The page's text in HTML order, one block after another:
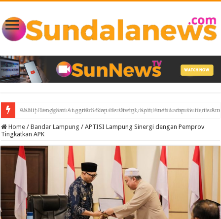
AKBP Raswidiati Anggraini Siap Bersinergi, Komitmen Lampura Harus
Home / Bandar Lampung / APTISI Lampung Sinergi dengan Pemprov
Tingkatkan APK